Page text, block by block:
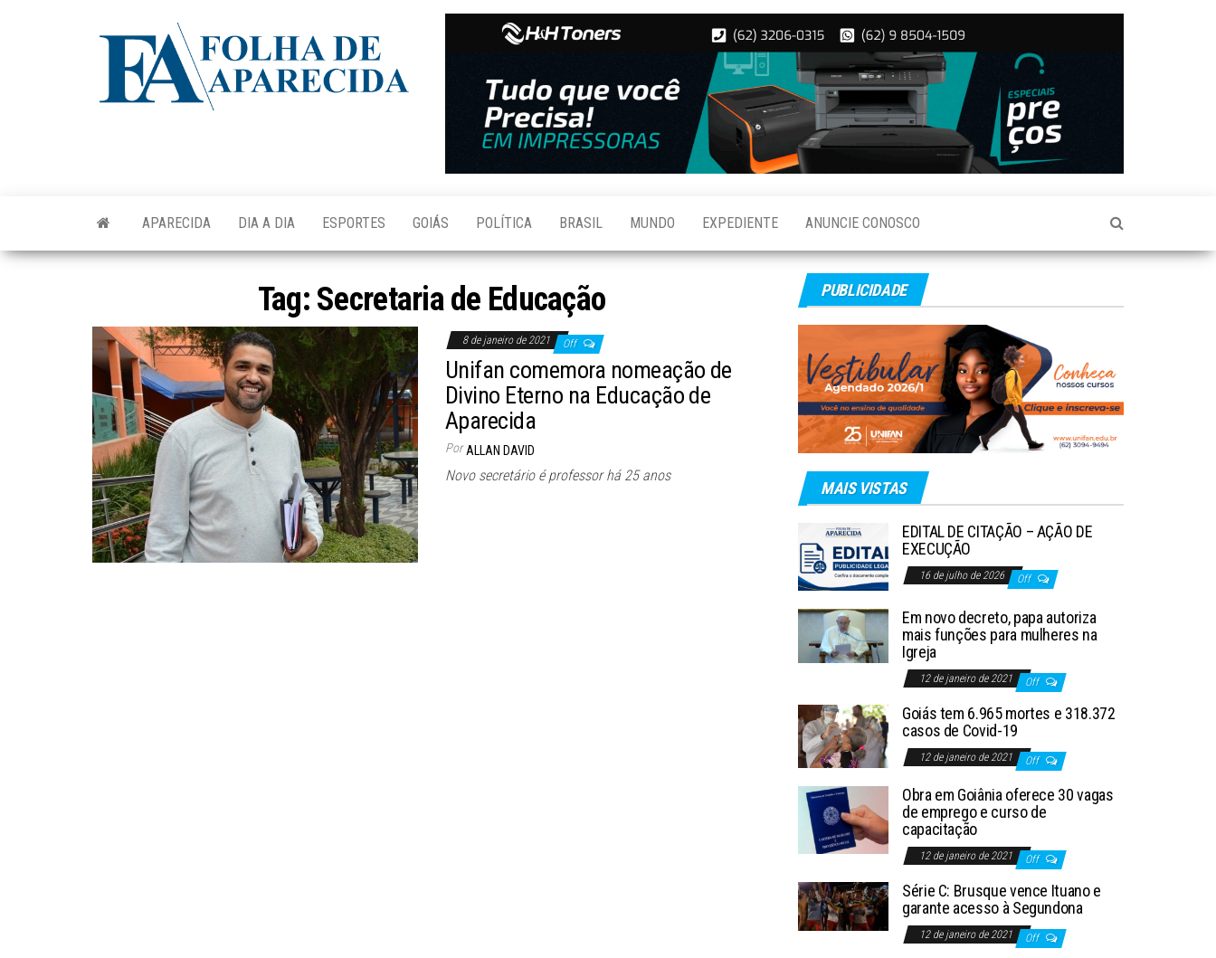
Aparecida
APARECIDA DIA A DIA ESPORTES GOIÁS POLÍTICA BRASIL MUNDO EXPEDIENTE ANUNCIE CONOSCO
Tag: Secretaria de Educação
8 de janeiro de 2021 Off
Unifan comemora nomeação de
Divino Eterno na Educação de
Aparecida
Por ALLAN DAVID
Novo secretário é professor há 25 anos
PUBLICIDADE
MAIS VISTAS
EDITAL DE CITAÇÃO – AÇÃO DE
EXECUÇÃO
16 de julho de 2026 Off
Em novo decreto, papa autoriza
mais funções para mulheres na
Igreja
12 de janeiro de 2021 Off
Goiás tem 6.965 mortes e 318.372
casos de Covid-19
12 de janeiro de 2021 Off
Obra em Goiânia oferece 30 vagas
de emprego e curso de
capacitação
12 de janeiro de 2021 Off
Série C: Brusque vence Ituano e
garante acesso à Segundona
12 de janeiro de 2021 Off